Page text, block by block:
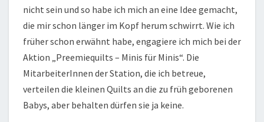
nicht sein und so habe ich mich an eine Idee gemacht,
die mir schon länger im Kopf herum schwirrt. Wie ich
früher schon erwähnt habe, engagiere ich mich bei der
Aktion „Preemiequilts – Minis für Minis“. Die
MitarbeiterInnen der Station, die ich betreue,
verteilen die kleinen Quilts an die zu früh geborenen
Babys, aber behalten dürfen sie ja keine.